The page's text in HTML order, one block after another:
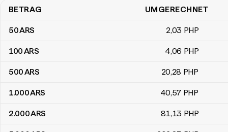
Umrechnungstabelle Argentinische Pesos zu Philippinische Pesos
BETRAG UMGERECHNET
50ARS 2,03 PHP
100ARS 4,06 PHP
500ARS 20,28 PHP
1.000ARS 40,57 PHP
2.000ARS 81,13 PHP